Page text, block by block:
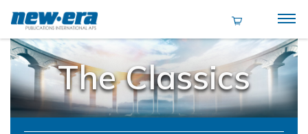
The Classics